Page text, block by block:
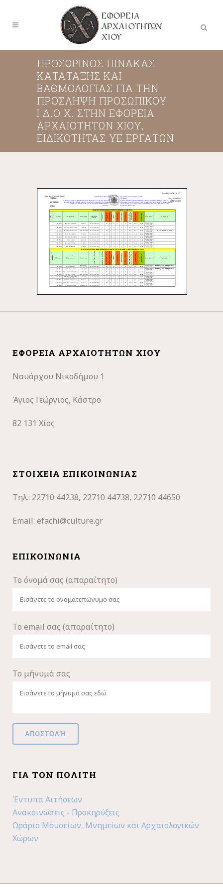
ΠΡΟΣΩΡΙΝΟΣ ΠΙΝΑΚΑΣ
ΚΑΤΑΤΑΞΗΣ ΚΑΙ
ΒΑΘΜΟΛΟΓΙΑΣ ΓΙΑ ΤΗΝ
ΠΡΟΣΛΗΨΗ ΠΡΟΣΩΠΙΚΟΥ
Ι.Δ.Ο.Χ. ΣΤΗΝ ΕΦΟΡΕΙΑ
ΑΡΧΑΙΟΤΗΤΩΝ ΧΙΟΥ,
ΕΙΔΙΚΟΤΗΤΑΣ ΥΕ ΕΡΓΑΤΩΝ
ΕΦΟΡΕΊΑ ΑΡΧΑΙΟΤΉΤΩΝ ΧΊΟΥ
Ναυάρχου Νικοδήμου 1
Άγιος Γεώργιος, Κάστρο
82 131 Χίος
ΣΤΟΙΧΕΊΑ ΕΠΙΚΟΙΝΩΝΊΑΣ
Τηλ.: 22710 44238, 22710 44738, 22710 44650
Email: efachi@culture.gr
ΕΠΙΚΟΙΝΩΝΊΑ
Το όνομά σας (απαραίτητο)
Το email σας (απαραίτητο)
Το μήνυμά σας
ΓΙΑ ΤΟΝ ΠΟΛΊΤΗ
Έντυπα Αιτήσεων
Ανακοινώσεις - Προκηρύξεις
Ωράριο Μουσείων, Μνημείων και Αρχαιολογικών
Χώρων